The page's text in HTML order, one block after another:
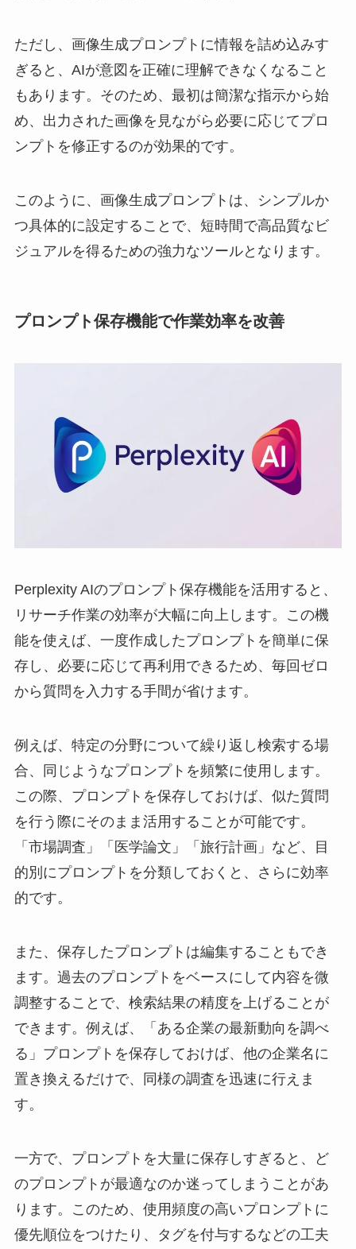
ただし、画像生成プロンプトに情報を詰め込みす
ぎると、AIが意図を正確に理解できなくなること
もあります。そのため、最初は簡潔な指示から始
め、出力された画像を見ながら必要に応じてプロ
ンプトを修正するのが効果的です。
このように、画像生成プロンプトは、シンプルか
つ具体的に設定することで、短時間で高品質なビ
ジュアルを得るための強力なツールとなります。
プロンプト保存機能で作業効率を改善
Perplexity AIのプロンプト保存機能を活用すると、
リサーチ作業の効率が大幅に向上します。この機
能を使えば、一度作成したプロンプトを簡単に保
存し、必要に応じて再利用できるため、毎回ゼロ
から質問を入力する手間が省けます。
例えば、特定の分野について繰り返し検索する場
合、同じようなプロンプトを頻繁に使用します。
この際、プロンプトを保存しておけば、似た質問
を行う際にそのまま活用することが可能です。
「市場調査」「医学論文」「旅行計画」など、目
的別にプロンプトを分類しておくと、さらに効率
的です。
また、保存したプロンプトは編集することもでき
ます。過去のプロンプトをベースにして内容を微
調整することで、検索結果の精度を上げることが
できます。例えば、「ある企業の最新動向を調べ
る」プロンプトを保存しておけば、他の企業名に
置き換えるだけで、同様の調査を迅速に行えま
す。
一方で、プロンプトを大量に保存しすぎると、ど
のプロンプトが最適なのか迷ってしまうことがあ
ります。このため、使用頻度の高いプロンプトに
優先順位をつけたり、タグを付与するなどの工夫